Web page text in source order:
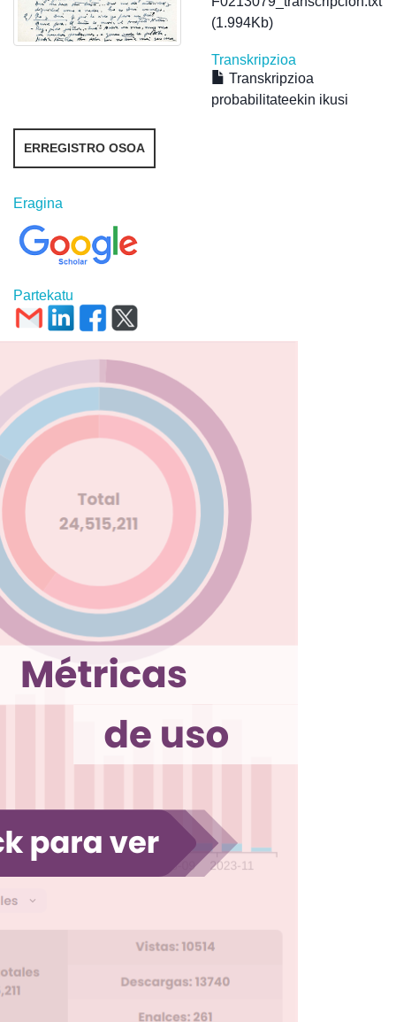
(1.994Kb)
Transkripzioa
Transkripzioa
probabilitateekin ikusi
ERREGISTRO OSOA
Eragina
Partekatu